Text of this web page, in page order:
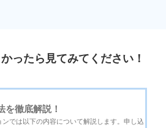
ったら見てみてください！
を徹底解説！
では以下の内容について解説します。申し込